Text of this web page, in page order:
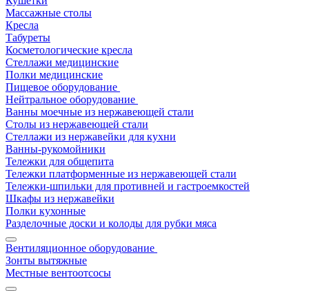
Массажные столы
Кресла
Табуреты
Косметологические кресла
Стеллажи медицинские
Полки медицинские
Пищевое оборудование
Нейтральное оборудование
Ванны моечные из нержавеющей стали
Столы из нержавеющей стали
Стеллажи из нержавейки для кухни
Ванны-рукомойники
Тележки для общепита
Тележки платформенные из нержавеющей стали
Тележки-шпильки для противней и гастроемкостей
Шкафы из нержавейки
Полки кухонные
Разделочные доски и колоды для рубки мяса
Вентиляционное оборудование
Зонты вытяжные
Местные вентоотсосы